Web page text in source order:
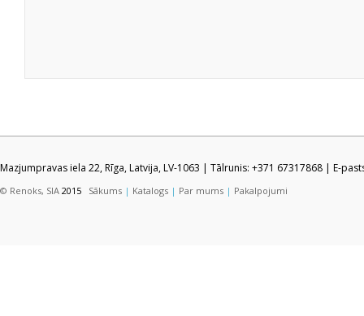
Mazjumpravas iela 22, Rīga, Latvija, LV-1063 | Tālrunis: +371 67317868 | E-
© Renoks, SIA 2015 Sākums | Katalogs | Par mums | Pakalpojumi